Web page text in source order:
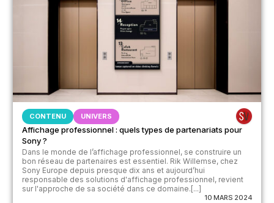
CONTENU UNIVERS
Affichage professionnel : quels types de partenariats pour
Sony ?
Dans le monde de l’affichage professionnel, se construire un
bon réseau de partenaires est essentiel. Rik Willemse, chez
Sony Europe depuis presque dix ans et aujourd’hui
responsable des solutions d'affichage professionnel, revient
sur l'approche de sa société dans ce domaine.[...]
10 MARS 2024